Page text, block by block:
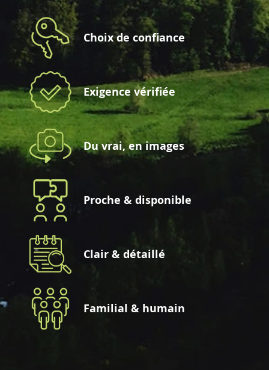
Choix de confiance
Exigence vérifiée
Du vrai, en images
Proche & disponible
Clair & détaillé
Familial & humain